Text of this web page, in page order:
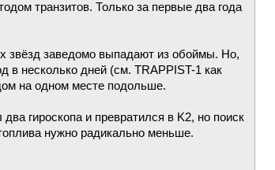
транзитов. Только за первые два года
звёзд заведомо выпадают из обоймы. Но,
в несколько дней (см. TRAPPIST-1 как
на одном месте подольше.
гироскопа и превратился в K2, но поиск
нужно радикально меньше.